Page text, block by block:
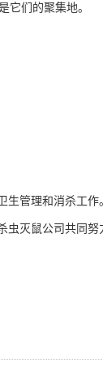
它们的聚集地。
生管理和消杀工作。
灭鼠公司共同努